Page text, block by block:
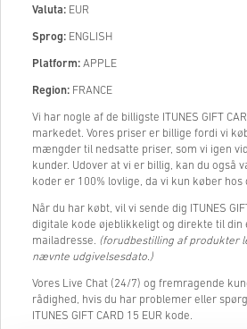
Valuta: EUR
Sprog: ENGLISH
Platform: APPLE
Region: FRANCE
Vi har nogle af de billigste ITUNES GIFT
markedet. Vores priser er billige fordi vi
mængder til nedsatte priser, som vi igen
kunder. Udover at vi er billig, kan du også
koder er 100% lovlige, da vi kun køber
Når du har købt, vil vi sende dig ITUNES
digitale kode øjeblikkeligt og direkte til din
mailadresse. (forudbestilling af produkter
nævnte udgivelsesdato.)
Vores Live Chat (24/7) og fremragende
rådighed, hvis du har problemer eller
ITUNES GIFT CARD 15 EUR kode.